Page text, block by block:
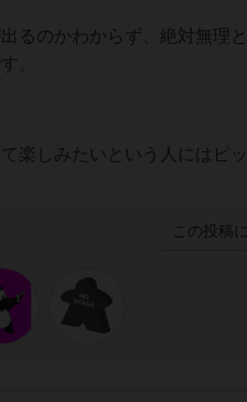
るのかわからず、絶対無理
。
楽しみたいという人にはピ
この投稿に